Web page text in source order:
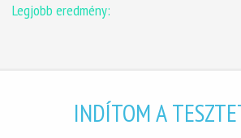
Legjobb eredmény:
INDÍTOM A